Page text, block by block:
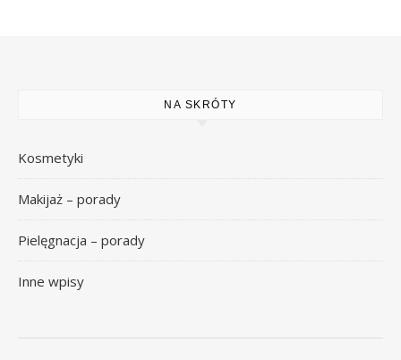
NA SKRÓTY
Kosmetyki
Makijaż – porady
Pielęgnacja – porady
Inne wpisy